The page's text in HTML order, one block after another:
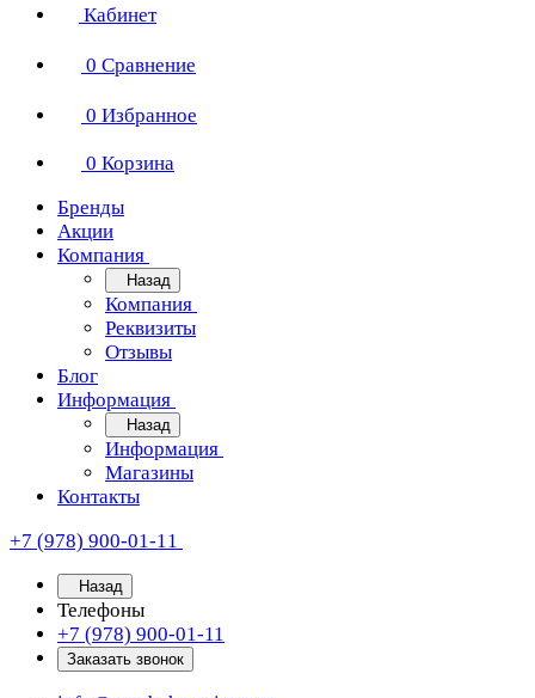
Кабинет
0 Сравнение
0 Избранное
0 Корзина
Бренды
Акции
Компания
Назад
Компания
Реквизиты
Отзывы
Блог
Информация
Назад
Информация
Магазины
Контакты
+7 (978) 900-01-11
Назад
Телефоны
+7 (978) 900-01-11
Заказать звонок